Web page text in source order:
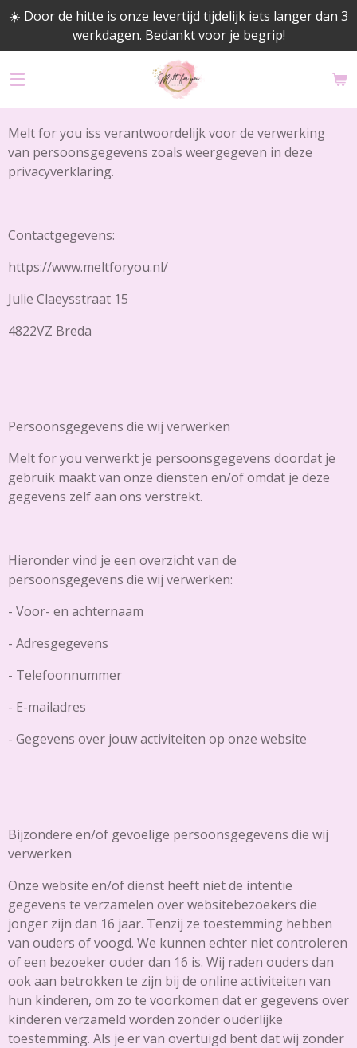
Ga
naar
de
☀️ Door de hitte is onze levertijd tijdelijk iets langer dan 3
werkdagen. Bedankt voor je begrip!
Melt for you iss verantwoordelijk voor de verwerking
van persoonsgegevens zoals weergegeven in deze
privacyverklaring.
Contactgegevens:
https://www.meltforyou.nl/
Julie Claeysstraat 15
4822VZ Breda
Persoonsgegevens die wij verwerken
Melt for you verwerkt je persoonsgegevens doordat je
gebruik maakt van onze diensten en/of omdat je deze
gegevens zelf aan ons verstrekt.
Hieronder vind je een overzicht van de
persoonsgegevens die wij verwerken:
- Voor- en achternaam
- Adresgegevens
- Telefoonnummer
- E-mailadres
- Gegevens over jouw activiteiten op onze website
Bijzondere en/of gevoelige persoonsgegevens die wij
verwerken
Onze website en/of dienst heeft niet de intentie
gegevens te verzamelen over websitebezoekers die
jonger zijn dan 16 jaar. Tenzij ze toestemming hebben
van ouders of voogd. We kunnen echter niet controleren
of een bezoeker ouder dan 16 is. Wij raden ouders dan
ook aan betrokken te zijn bij de online activiteiten van
hun kinderen, om zo te voorkomen dat er gegevens over
kinderen verzameld worden zonder ouderlijke
toestemming. Als je er van overtuigd bent dat wij zonder